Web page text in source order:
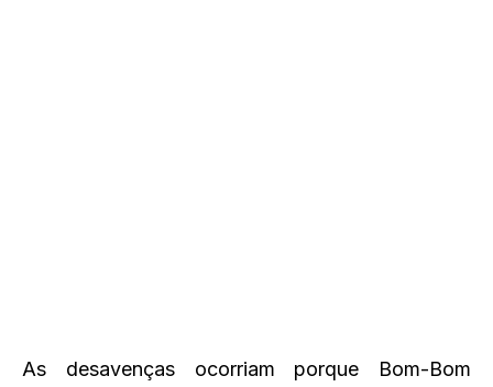
As desavenças ocorriam porque Bom-Bom